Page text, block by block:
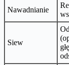
Nawadnianie
Siew